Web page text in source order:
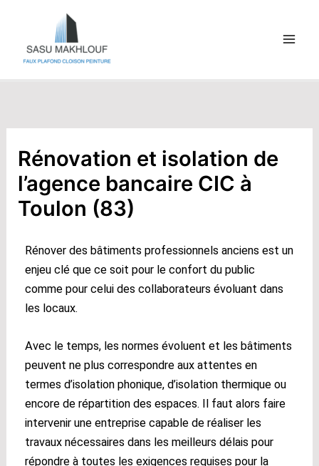
contenu
Rénovation et isolation de
l’agence bancaire CIC à
Toulon (83)
Rénover des bâtiments professionnels anciens est un
enjeu clé que ce soit pour le confort du public
comme pour celui des collaborateurs évoluant dans
les locaux.
Avec le temps, les normes évoluent et les bâtiments
peuvent ne plus correspondre aux attentes en
termes d’isolation phonique, d’isolation thermique ou
encore de répartition des espaces. Il faut alors faire
intervenir une entreprise capable de réaliser les
travaux nécessaires dans les meilleurs délais pour
répondre à toutes les exigences requises pour la